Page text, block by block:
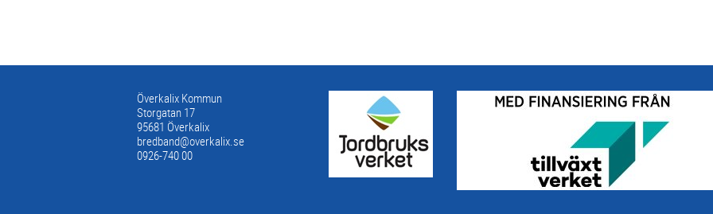
Överkalix Kommun
Storgatan 17
95681 Överkalix
bredband@overkalix.se
0926-740 00